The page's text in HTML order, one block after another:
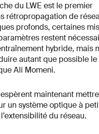
du LWE est le premier
rétropropagation de
profonds, certaines
restent
hybride, mais
autant que possible
Ali Momeni.
maintenant
un système optique à
du réseau.